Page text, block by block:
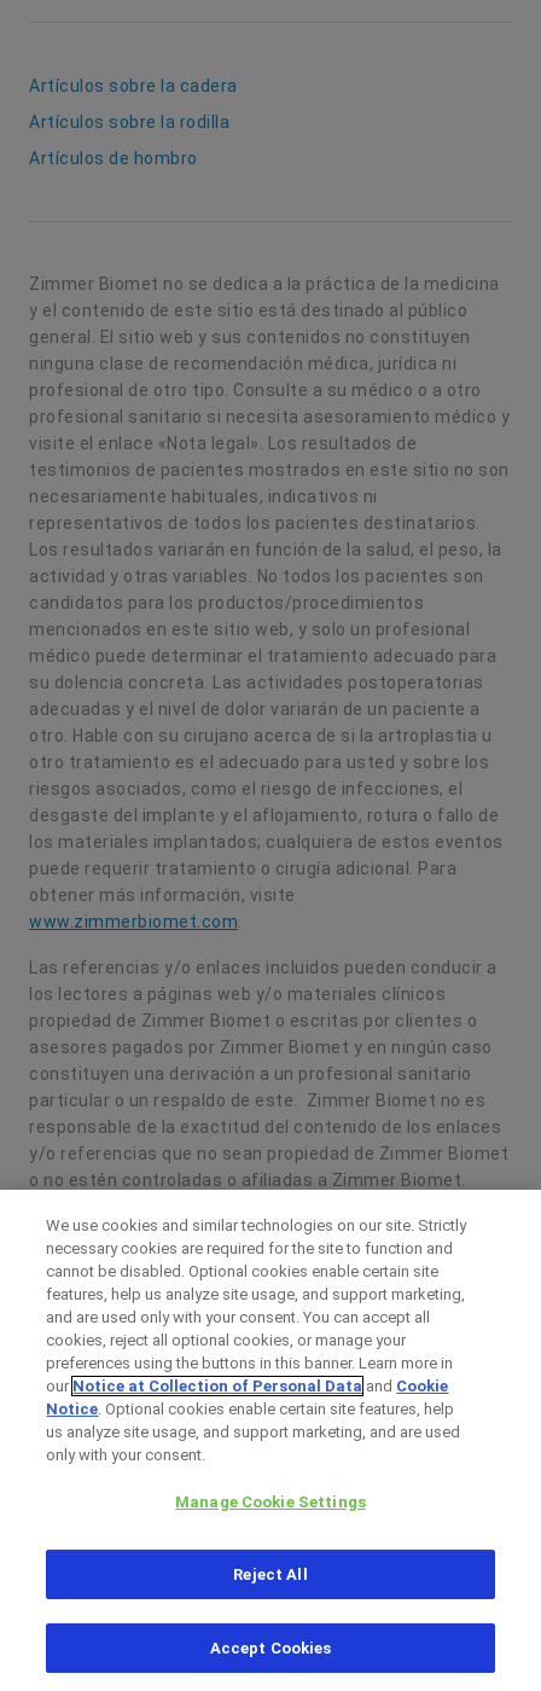
Artículos sobre la cadera
Artículos sobre la rodilla
Artículos de hombro
Zimmer Biomet no se dedica a la práctica de la medicina
y el contenido de este sitio está destinado al público
general. El sitio web y sus contenidos no constituyen
ninguna clase de recomendación médica, jurídica ni
profesional de otro tipo. Consulte a su médico o a otro
profesional sanitario si necesita asesoramiento médico y
visite el enlace «Nota legal». Los resultados de
testimonios de pacientes mostrados en este sitio no son
necesariamente habituales, indicativos ni
representativos de todos los pacientes destinatarios.
Los resultados variarán en función de la salud, el peso, la
actividad y otras variables. No todos los pacientes son
candidatos para los productos/procedimientos
mencionados en este sitio web, y solo un profesional
médico puede determinar el tratamiento adecuado para
su dolencia concreta. Las actividades postoperatorias
adecuadas y el nivel de dolor variarán de un paciente a
otro. Hable con su cirujano acerca de si la artroplastia u
otro tratamiento es el adecuado para usted y sobre los
riesgos asociados, como el riesgo de infecciones, el
desgaste del implante y el aflojamiento, rotura o fallo de
los materiales implantados; cualquiera de estos eventos
puede requerir tratamiento o cirugía adicional. Para
obtener más información, visite
www.zimmerbiomet.com
Las referencias y/o enlaces incluidos pueden conducir a
los lectores a páginas web y/o materiales clínicos
propiedad de Zimmer Biomet o escritas por clientes o
asesores pagados por Zimmer Biomet y en ningún caso
constituyen una derivación a un profesional sanitario
particular o un respaldo de este. Zimmer Biomet no es
responsable de la exactitud del contenido de los enlaces
y/o referencias que no sean propiedad de Zimmer Biomet
o no estén controladas o afiliadas a Zimmer Biomet.
El contenido incluido en el presente documento está
protegido por copyright, marcas comerciales y otros
derechos de propiedad intelectual pertenecientes u
otorgados bajo licencia a Zimmer Biomet o una de sus
filiales, a menos que se indique lo contrario. Queda
prohibida su redistribución, copia o divulgación en forma
total o parcial sin el consentimiento expreso por escrito
de Zimmer Biomet.
Zimmer Biomet
© 2026 Zimmer Biomet
We use cookies and similar technologies on our site. Strictly
necessary cookies are required for the site to function and
cannot be disabled. Optional cookies enable certain site
features, help us analyze site usage, and support marketing,
and are used only with your consent. You can accept all
cookies, reject all optional cookies, or manage your
preferences using the buttons in this banner. Learn more in
our Notice at Collection of Personal Data and Cookie
Notice. Optional cookies enable certain site features, help
us analyze site usage, and support marketing, and are used
only with your consent.
Manage Cookie Settings
Reject All
Accept Cookies